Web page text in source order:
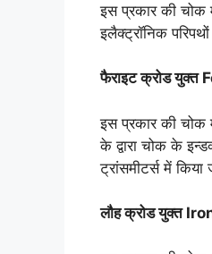
इस प्रकार की चोक
इलैक्ट्रॉनिक
फैराइट क्रोड
इस प्रकार की चोक
के द्वारा चोक के
ट्रांसमीटर्स में किया
लौह क्रोड युक्त